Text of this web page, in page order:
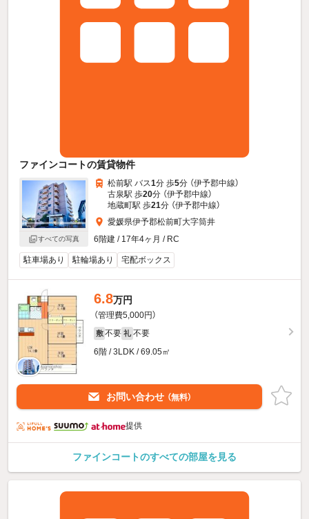
ファインコートの賃貸物件
すべての写真
松前駅 バス1分 歩5分 （伊予郡中線）
古泉駅 歩20分 （伊予郡中線）
地蔵町駅 歩21分 （伊予郡中線）
愛媛県伊予郡松前町大字筒井
6階建 / 17年4ヶ月 / RC
駐車場あり 駐輪場あり 宅配ボックス
6.8万円
（管理費5,000円）
敷 不要 礼 不要
6階 / 3LDK / 69.05㎡
お問い合わせ （無料）
提供
ファインコートのすべての部屋を見る